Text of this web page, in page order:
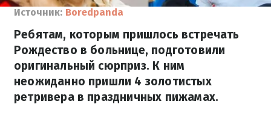
Источник: Boredpanda
Ребятам, которым пришлось встречать
Рождество в больнице, подготовили
оригинальный сюрприз. К ним
неожиданно пришли 4 золотистых
ретривера в праздничных пижамах.